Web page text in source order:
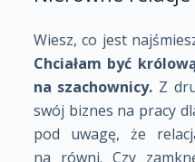
Wiesz, co jest
Chciałam być
na szachownicy. Z
swój biznes na pracy
pod uwagę, że
na równi. Czy